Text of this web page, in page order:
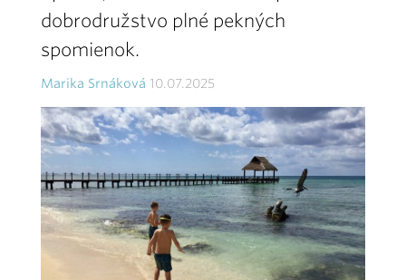
dobrodružstvo plné pekných
spomienok.
Marika Srnáková 10.07.2025